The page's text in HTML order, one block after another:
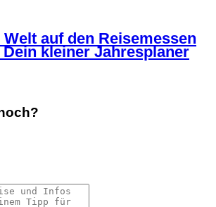
auf den Reisemessen
kleiner Jahresplaner